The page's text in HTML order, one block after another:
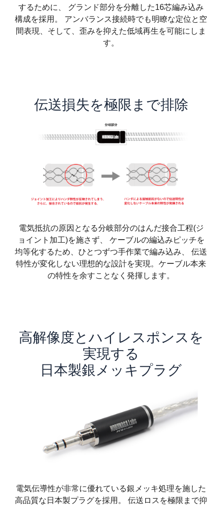
するために、 グランド部分を分離した16芯編み込み
構成を採用。 アンバランス接続時でも明瞭な定位と空
間表現、そして、歪みを抑えた低域再生を可能にしま
す。
伝送損失を極限まで排除
電気抵抗の原因となる分岐部分のはんだ接合工程(ジ
ョイント加工)を施さず、 ケーブルの編込みピッチを
均等化するため、ひとつずつ手作業で編み込み、 伝送
特性が変化しない理想的な設計を実現。ケーブル本来
の特性を余すことなく発揮します。
高解像度とハイレスポンスを
実現する
日本製銀メッキプラグ
電気伝導性が非常に優れている銀メッキ処理を施した
高品質な日本製プラグを採用。 伝送ロスを極限まで抑